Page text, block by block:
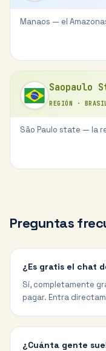
Manaos — el
Saopaulo
REGIÓN ·
São Paulo state — la
Preguntas
¿Es gratis el chat
Sí, completamente
pagar. Entra
¿Cuánta gente